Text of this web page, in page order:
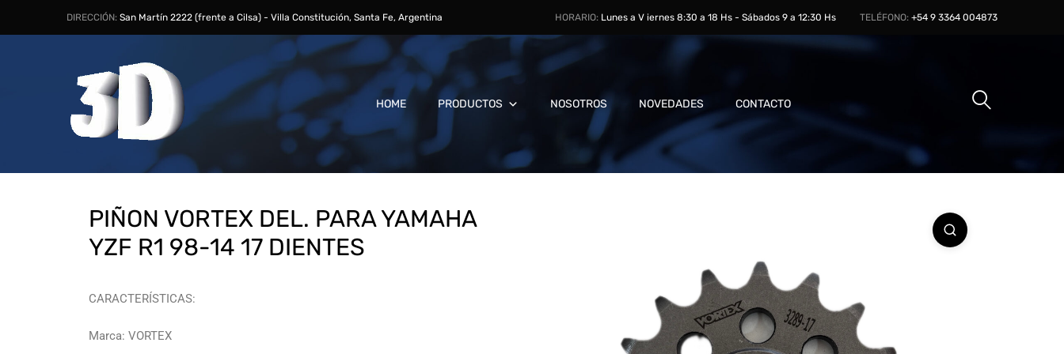
DIRECCIÓN: San Martín 2222 (frente a Cilsa) - Villa Constitución, Santa Fe, Argentina HORARIO: Lunes a V iernes 8:30 a 18 Hs - Sábados 9 a 12:30 Hs TELÉFONO: +54 9 3364 004873
HOME PRODUCTOS NOSOTROS NOVEDADES CONTACTO
PIÑON VORTEX DEL. PARA YAMAHA
YZF R1 98-14 17 DIENTES
CARACTERÍSTICAS:
Marca: VORTEX